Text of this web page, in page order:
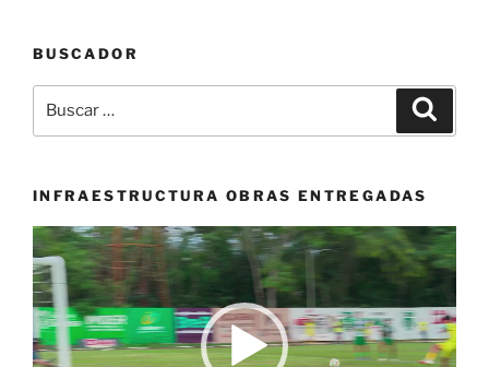
Mundial
Piscina
en
Australia»
BUSCADOR
por:
INFRAESTRUCTURA OBRAS ENTREGADAS
Reproductor
de
vídeo